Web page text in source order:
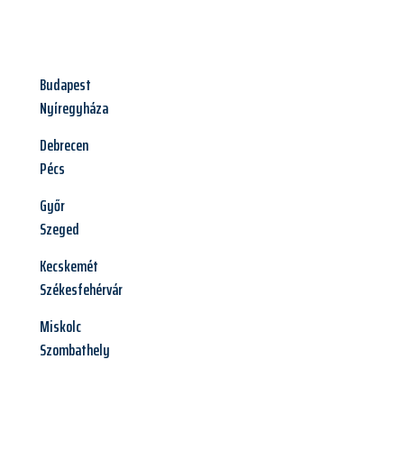
Budapest
Nyíregyháza
Debrecen
Pécs
Győr
Szeged
Kecskemét
Székesfehérvár
Miskolc
Szombathely